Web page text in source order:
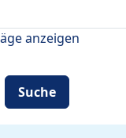
anzeigen